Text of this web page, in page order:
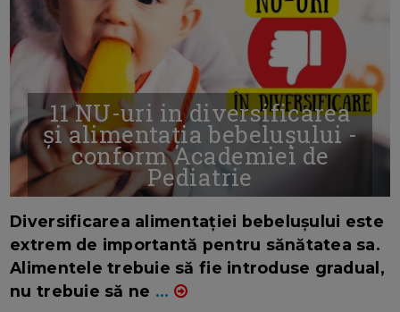
11 NU-uri in diversificarea
și alimentația bebelușului -
conform Academiei de
Pediatrie
Diversificarea alimentației bebelușului este
extrem de importantă pentru sănătatea sa.
Alimentele trebuie să fie introduse gradual,
nu trebuie să ne ...